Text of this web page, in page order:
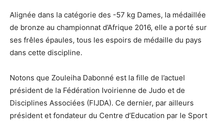
Alignée dans la catégorie des -57 kg Dames, la médaillée
de bronze au championnat d’Afrique 2016, elle a porté sur
ses frêles épaules, tous les espoirs de médaille du pays
dans cette discipline.
Notons que Zouleiha Dabonné est la fille de l’actuel
président de la Fédération Ivoirienne de Judo et de
Disciplines Associées (FIJDA). Ce dernier, par ailleurs
président et fondateur du Centre d’Education par le Sport